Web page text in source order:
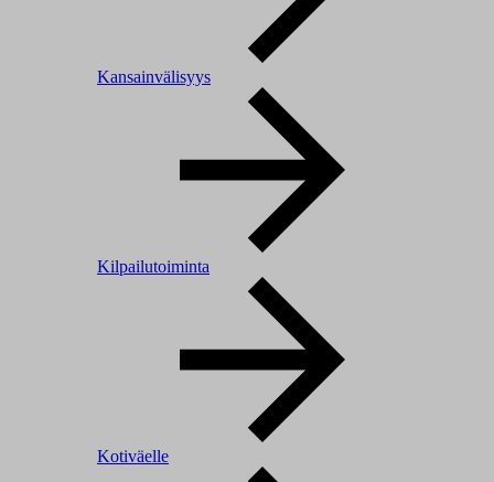
Kansainvälisyys
Kilpailutoiminta
Kotiväelle